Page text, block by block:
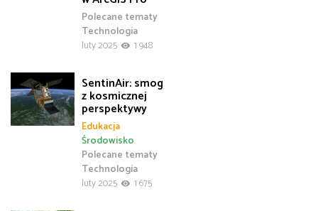
Polecane tematy
Technologia
luty 2025
1 948
SentinAir: smog
z kosmicznej
perspektywy
Edukacja
Polecane tematy
Środowisko
Technologia
luty 2025
1 675